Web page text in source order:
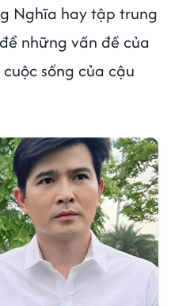
Nghĩa hay tập trung
những vấn đề của
sống của cậu